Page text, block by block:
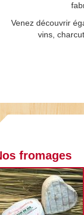
Venez découvrir
vins,
fromages